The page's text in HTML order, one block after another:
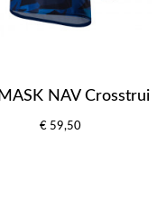
NAV Crosstrui
€ 59,50